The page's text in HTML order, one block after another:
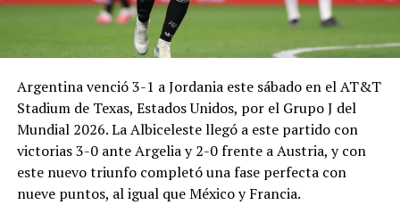
Argentina venció 3-1 a Jordania este sábado en el AT&T
Stadium de Texas, Estados Unidos, por el Grupo J del
Mundial 2026. La Albiceleste llegó a este partido con
victorias 3-0 ante Argelia y 2-0 frente a Austria, y con
este nuevo triunfo completó una fase perfecta con
nueve puntos, al igual que México y Francia.